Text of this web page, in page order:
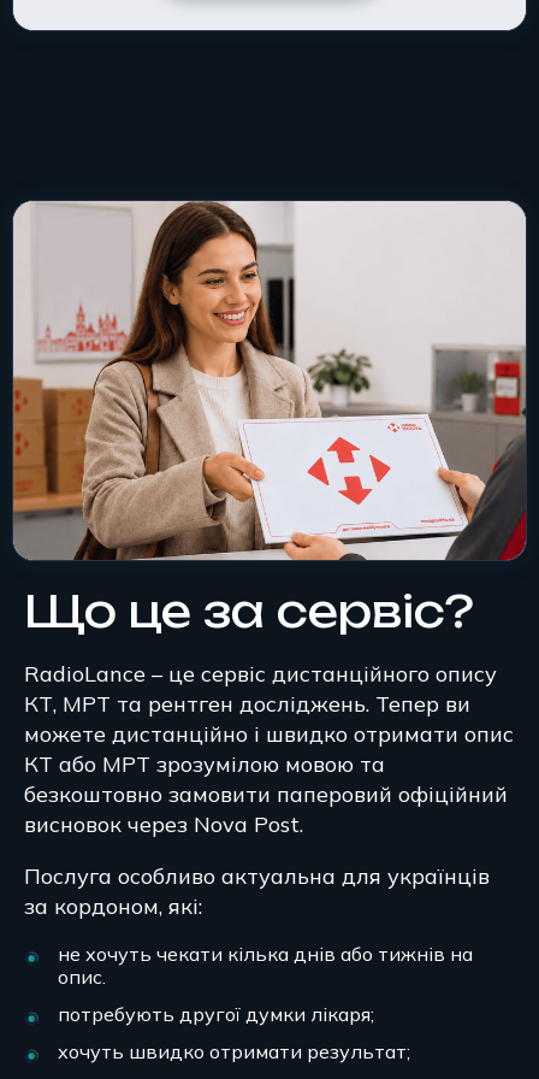
Що це за сервіс?
RadioLance – це сервіс дистанційного опису
КТ, МРТ та рентген досліджень. Тепер ви
можете дистанційно і швидко отримати опис
КТ або МРТ зрозумілою мовою та
безкоштовно замовити паперовий офіційний
висновок через Nova Post.
Послуга особливо актуальна для українців
за кордоном, які:
не хочуть чекати кілька днів або тижнів на
опис.
потребують другої думки лікаря;
хочуть швидко отримати результат;